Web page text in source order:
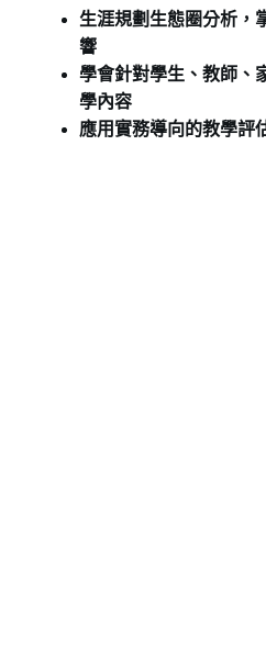
生涯規劃生態圈分析，
響
學會針對學生、教師、
學內容
應用實務導向的教學評